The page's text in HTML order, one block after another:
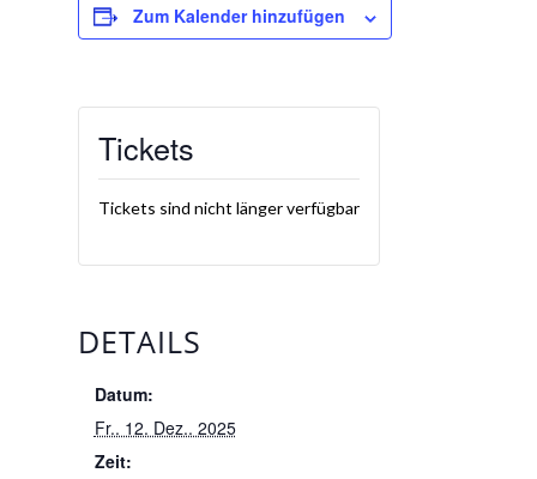
Zum Kalender hinzufügen
Tickets
Tickets sind nicht länger verfügbar
DETAILS
Datum:
Fr.. 12. Dez.. 2025
Zeit: